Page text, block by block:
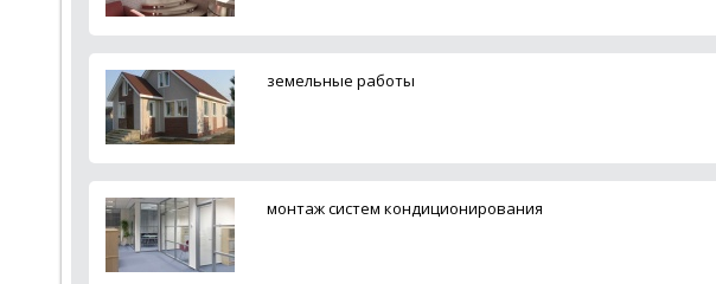
земельные работы
монтаж систем кондиционирования